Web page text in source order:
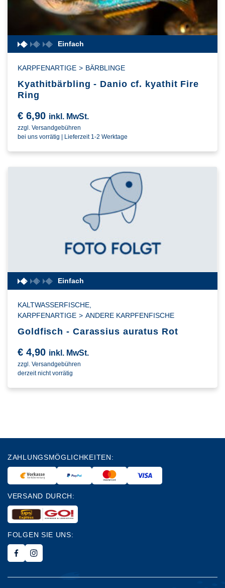
Einfach
KARPFENARTIGE > BÄRBLINGE
Kyathitbärbling - Danio cf. kyathit Fire
Ring
€ 6,90 inkl. MwSt.
zzgl. Versandgebühren
bei uns vorrätig | Lieferzeit 1-2 Werktage
Einfach
KALTWASSERFISCHE,
KARPFENARTIGE > ANDERE KARPFENFISCHE
Goldfisch - Carassius auratus Rot
€ 4,90 inkl. MwSt.
zzgl. Versandgebühren
derzeit nicht vorrätig
ZAHLUNGSMÖGLICHKEITEN:
VERSAND DURCH:
FOLGEN SIE UNS: